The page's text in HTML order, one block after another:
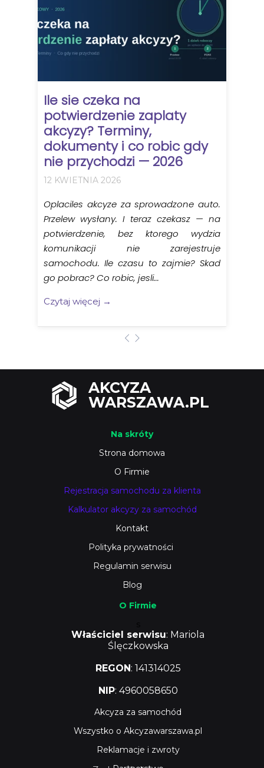
AKCYZA
WARSZAWA.PL
O Firmie
Właściciel serwisu: Mariola
Ślęczkowska
REGON: 141314025
NIP: 4960058650
Akcyza za samochód
Wszystko o Akcyzawarszawa.pl
Reklamacje i zwroty
Na skróty
Strona domowa
O Firmie
Rejestracja samochodu za klienta
Kalkulator akcyzy za samochód
Kontakt
Polityka prywatności
Regulamin serwisu
Blog
Ile sie czeka na
potwierdzenie zaplaty
akcyzy? Terminy,
dokumenty i co robic gdy
nie przychodzi — 2026
12 KWIETNIA 2026
Oplaciles akcyze za sprowadzone auto.
Przelew wysłany. I teraz czekasz — na
potwierdzenie, bez ktorego wydzia
komunikacji nie zarejestruje
samochodu. Ile czasu to zajmie? Skad
go pobrac? Co robic, jesli...
Czytaj więcej →